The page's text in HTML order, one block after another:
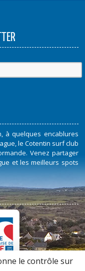
à quelques encablures
le Cotentin surf club
Venez partager
et les meilleurs spots
Sponsorsle contrôle sur